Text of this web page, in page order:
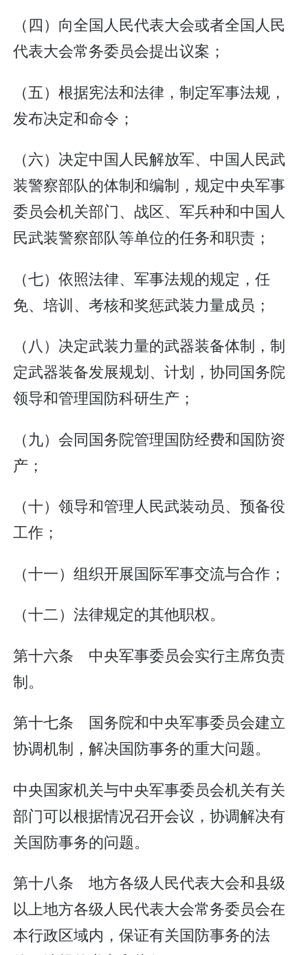
（四）向全国人民代表大会或者全国人民
代表大会常务委员会提出议案；
（五）根据宪法和法律，制定军事法规，
发布决定和命令；
（六）决定中国人民解放军、中国人民武
装警察部队的体制和编制，规定中央军事
委员会机关部门、战区、军兵种和中国人
民武装警察部队等单位的任务和职责；
（七）依照法律、军事法规的规定，任
免、培训、考核和奖惩武装力量成员；
（八）决定武装力量的武器装备体制，制
定武器装备发展规划、计划，协同国务院
领导和管理国防科研生产；
（九）会同国务院管理国防经费和国防资
产；
（十）领导和管理人民武装动员、预备役
工作；
（十一）组织开展国际军事交流与合作；
（十二）法律规定的其他职权。
第十六条 中央军事委员会实行主席负责
制。
第十七条 国务院和中央军事委员会建立
协调机制，解决国防事务的重大问题。
中央国家机关与中央军事委员会机关有关
部门可以根据情况召开会议，协调解决有
关国防事务的问题。
第十八条 地方各级人民代表大会和县级
以上地方各级人民代表大会常务委员会在
本行政区域内，保证有关国防事务的法